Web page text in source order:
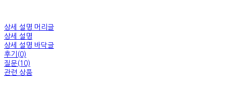
상세 설명 머리글
상세 설명
상세 설명 바닥글
후기(0)
질문(10)
관련 상품